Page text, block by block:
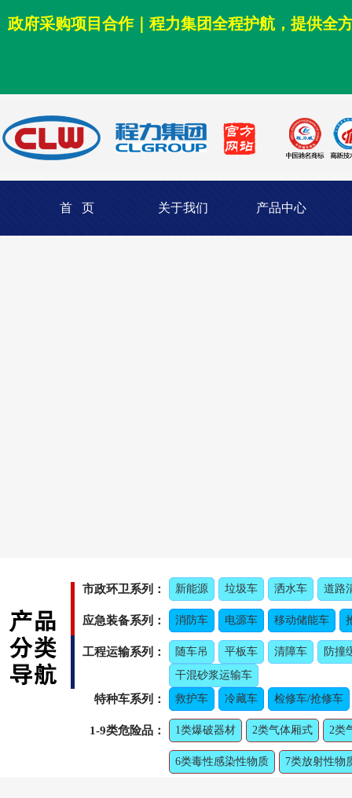
政府采购项目合作｜程力集团全程护航，提供全
首 页 关于我们 产品中心
市政环卫系列： 新能源 垃圾车 洒水车 道路
应急装备系列： 消防车 电源车 移动储能车
工程运输系列： 随车吊 平板车 清障车
防撞
干混砂浆运输车
特种车系列： 救护车 冷藏车 检修车/抢修车
1-9类危险品： 1类爆破器材 2类气体厢式 2类
6类毒性感染性物质 7类放射性物